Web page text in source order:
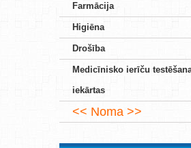
Farmācija
Higiēna
Drošība
Medicīnisko ierīču
iekārtas
Noma